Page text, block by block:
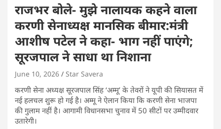
राजभर बोले- मुझे नालायक कहने वाला
करणी सेनाध्यक्ष मानसिक बीमार:मंत्री
आशीष पटेल ने कहा- भाग नहीं पाएंगे;
सूरजपाल ने साधा था निशाना
June 10, 2026 Star Savera
करणी सेना अध्यक्ष सूरजपाल सिंह ‘अम्मू’ के तेवरों ने यूपी की सियासत में
नई हलचल शुरू हो गई है। अम्मू ने ऐलान किया कि करणी सेना भाजपा
की गुलाम नहीं है। आगामी विधानसभा चुनाव में 50 सीटों पर उम्मीदवार
उतारेगी।